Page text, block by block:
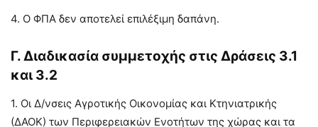
4. Ο ΦΠΑ δεν αποτελεί επιλέξιµη δαπάνη.
Γ. Διαδικασία συµµετοχής στις ∆ράσεις 3.1
και 3.2
1. Οι Δ/νσεις Αγροτικής Οικονοµίας και Κτηνιατρικής
(∆ΑΟΚ) των Περιφερειακών Ενοτήτων της χώρας και τα